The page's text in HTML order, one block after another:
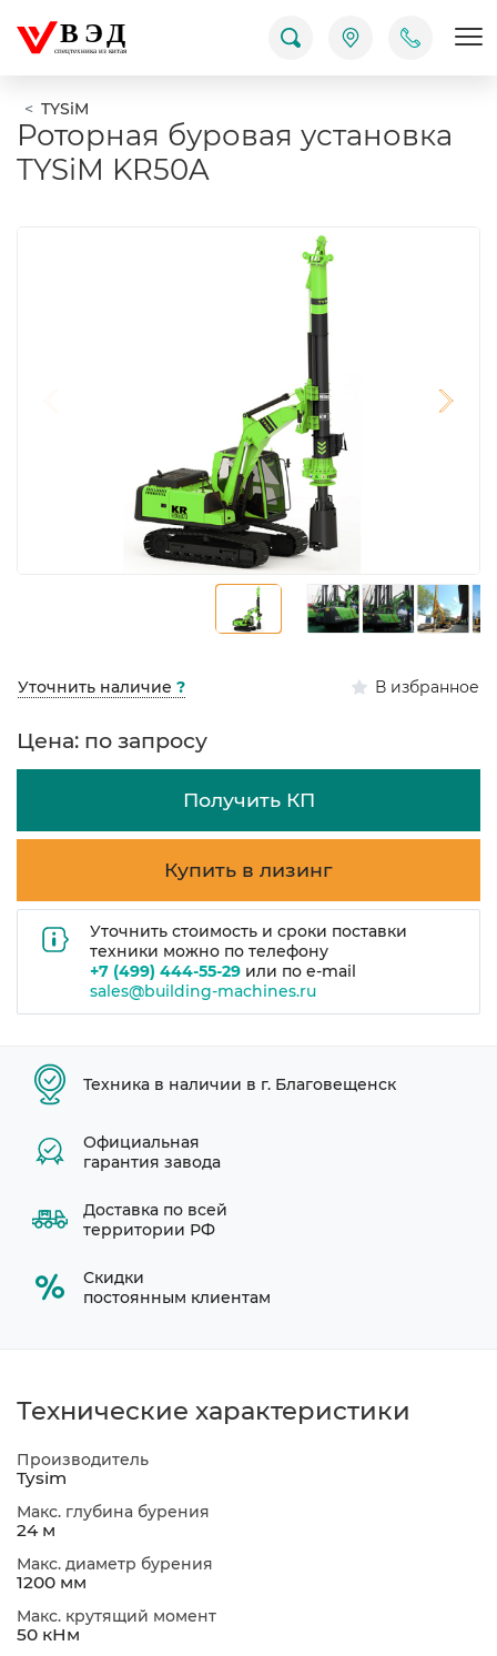
ВЭД
спецтехника из китая
TYSiM
Роторная буровая установка
TYSiM KR50A
Уточнить наличие ? В избранное
Цена: по запросу
Получить КП
Купить в лизинг
Уточнить стоимость и сроки поставки
техники можно по телефону
+7 (499) 444-55-29 или по e-mail
sales@building-machines.ru
Техника в наличии в г. Благовещенск
Официальная
гарантия завода
Доставка по всей
территории РФ
Скидки
постоянным клиентам
Технические характеристики
Производитель
Tysim
Макс. глубина бурения
24 м
Макс. диаметр бурения
1200 мм
Макс. крутящий момент
50 кНм